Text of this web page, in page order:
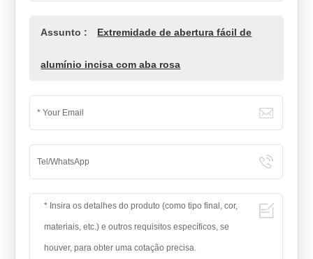
Assunto : Extremidade de abertura fácil de
alumínio incisa com aba rosa